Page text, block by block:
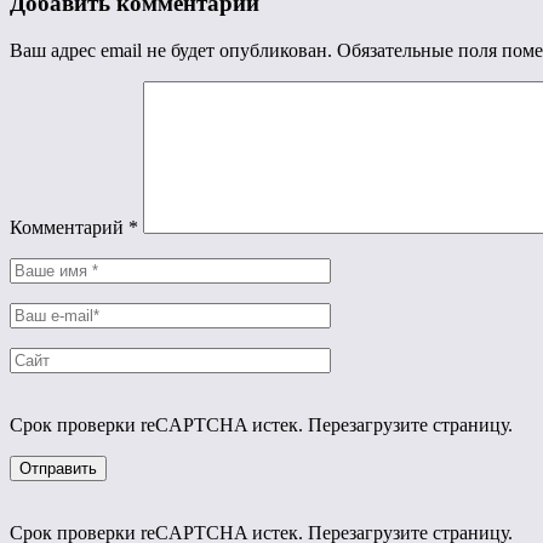
Ваш адрес email не будет опубликован. Обязательные поля
Комментарий *
Срок проверки reCAPTCHA истек. Перезагрузите страницу.
Срок проверки reCAPTCHA истек. Перезагрузите страницу.